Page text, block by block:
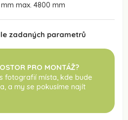
max. 4800 mm
zadaných parametrů
PRO MONTÁŽ?
fotografií místa, kde bude
, a my se pokusíme najít